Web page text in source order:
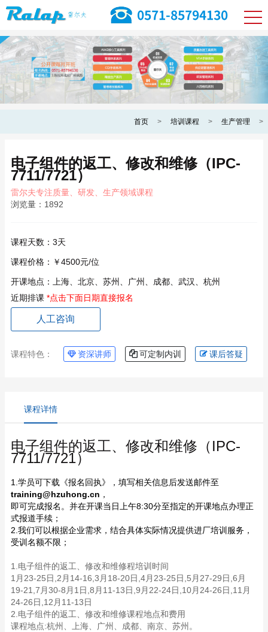
首页 > 培训课程 > 生产管理 >
电子组件的返工、修改和维修（IPC-
7711/7721）
雷尔夫专注质量、研发、生产领域课程
浏览量： 1892
课程天数： 3天
课程价格： ￥4500元/位
开课地点：
上海、北京、苏州、广州、成都、武汉、杭州
近期排课 *点击下面日期直接报名
人工咨询
课程特色： 资深讲师 可定制内训 课后答疑
课程详情
电子组件的返工、修改和维修（IPC-
7711/7721）
1.学员可下载《报名回执》，填写相关信息后发送邮件至
training@hzuhong.cn ，
即可完成报名。并在开课当日上午8:30分至指定的开课地点办理正
式报道手续；
2.我们可以根据企业需求，结合具体实际情况提供进厂培训服务，
受训名额不限；
1.电子组件的返工、修改和维修程培训时间
1月23-25日,2月14-16,3月18-20日,4月23-25日,5月27-29日,6月
19-21,7月30-8月1日,8月11-13日,9月22-24日,10月24-26日,11月
24-26日,12月11-13日
2.电子组件的返工、修改和维修课程地点和费用
课程地点:杭州、上海、广州、成都、南京、苏州。